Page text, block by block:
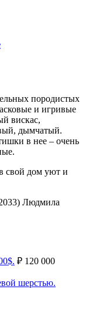
породистых
и игривые
вискас,
дымчатый.
в нее – очень
свой дом уют и
Людмила
₽ 120 000
шерстью.